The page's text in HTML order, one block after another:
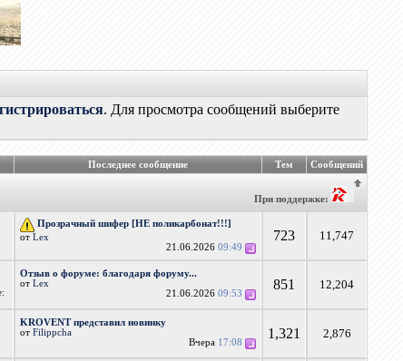
. Для просмотра сообщений выберите
Последнее сообщение Тем Сообщений
При поддержке:
Прозрачный шифер [НЕ поликарбонат!!!]
отLex
21.06.202609:49
723 11,747
Отзыв о форуме: благодаря форуму...
отLex
21.06.202609:53
851 12,204
KROVENT представил новинку
отFilippcha
Вчера 17:08
1,321 2,876